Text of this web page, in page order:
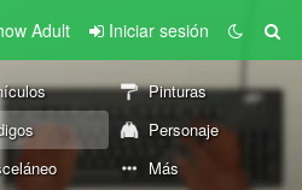
Adult Iniciar sesión
Pinturas
Personaje
Más